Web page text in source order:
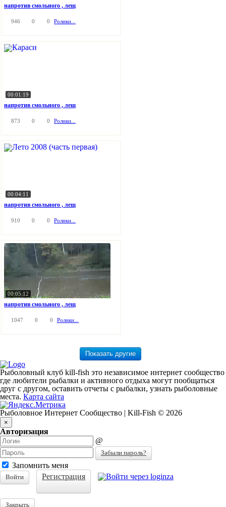
напротив смольного , лещ
946 0 0 Ролики...
00:01:19
напротив смольного , лещ
873 0 0 Ролики...
00:04:11
напротив смольного , лещ
910 0 0 Ролики...
00:05:12
напротив смольного , лещ
1047 0 0 Ролики...
Рыболовный клуб kill-fish это независимое интернет сообщество
где любители рыбалки и активного отдыха могут пообщаться
друг с другом, оставить отчеты с рыбалки, узнать рыболовные
места. Карта сайта
Рыболовное Интернет Сообщество | Kill-Fish © 2026
×
Авторизация
@
Забыли пароль?
Запомнить меня
Войти Регистрация
Закрыть